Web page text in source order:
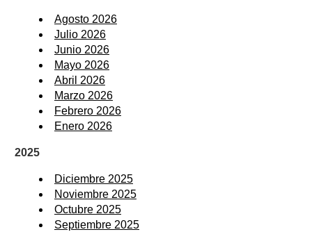
Agosto 2026
Julio 2026
Junio 2026
Mayo 2026
Abril 2026
Marzo 2026
Febrero 2026
Enero 2026
2025
Diciembre 2025
Noviembre 2025
Octubre 2025
Septiembre 2025